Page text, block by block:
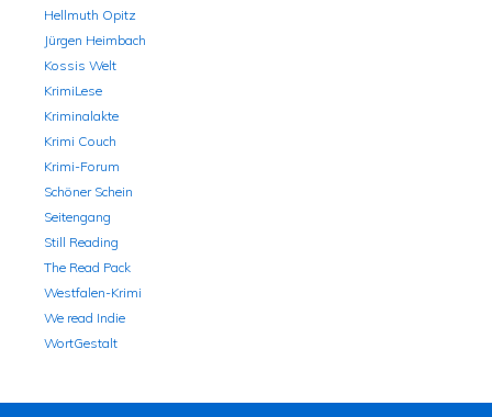
Hellmuth Opitz
Jürgen Heimbach
Kossis Welt
KrimiLese
Kriminalakte
Krimi Couch
Krimi-Forum
Schöner Schein
Seitengang
Still Reading
The Read Pack
Westfalen-Krimi
We read Indie
WortGestalt